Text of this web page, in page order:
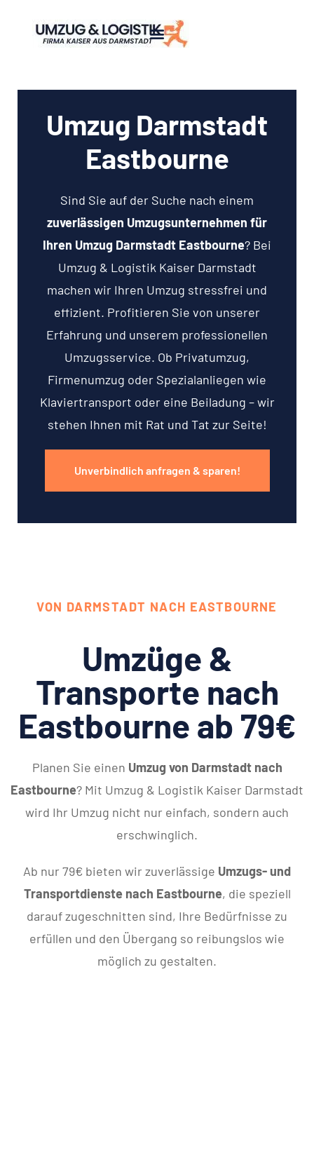
Umzug Darmstadt
Eastbourne
Sind Sie auf der Suche nach einem
zuverlässigen Umzugsunternehmen für
Ihren Umzug Darmstadt Eastbourne? Bei
Umzug & Logistik Kaiser Darmstadt
machen wir Ihren Umzug stressfrei und
effizient. Profitieren Sie von unserer
Erfahrung und unserem professionellen
Umzugsservice. Ob Privatumzug,
Firmenumzug oder Spezialanliegen wie
Klaviertransport oder eine Beiladung – wir
stehen Ihnen mit Rat und Tat zur Seite!
Unverbindlich anfragen & sparen!
VON DARMSTADT NACH EASTBOURNE
Umzüge &
Transporte nach
Eastbourne ab 79€
Planen Sie einen Umzug von Darmstadt nach
Eastbourne? Mit Umzug & Logistik Kaiser Darmstadt
wird Ihr Umzug nicht nur einfach, sondern auch
erschwinglich.
Ab nur 79€ bieten wir zuverlässige Umzugs- und
Transportdienste nach Eastbourne, die speziell
darauf zugeschnitten sind, Ihre Bedürfnisse zu
erfüllen und den Übergang so reibungslos wie
möglich zu gestalten.